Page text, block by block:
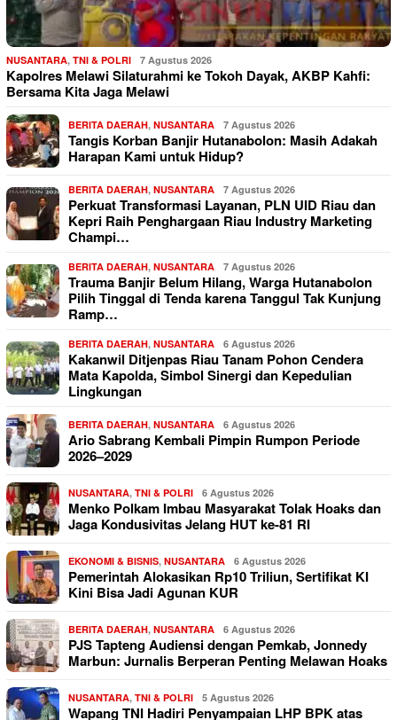
NUSANTARA, TNI & POLRI 7 Agustus 2026
Kapolres Melawi Silaturahmi ke Tokoh Dayak, AKBP Kahfi:
Bersama Kita Jaga Melawi
BERITA DAERAH, NUSANTARA 7 Agustus 2026
Tangis Korban Banjir Hutanabolon: Masih Adakah
Harapan Kami untuk Hidup?
BERITA DAERAH, NUSANTARA 7 Agustus 2026
Perkuat Transformasi Layanan, PLN UID Riau dan
Kepri Raih Penghargaan Riau Industry Marketing
Champi…
BERITA DAERAH, NUSANTARA 7 Agustus 2026
Trauma Banjir Belum Hilang, Warga Hutanabolon
Pilih Tinggal di Tenda karena Tanggul Tak Kunjung
Ramp…
BERITA DAERAH, NUSANTARA 6 Agustus 2026
Kakanwil Ditjenpas Riau Tanam Pohon Cendera
Mata Kapolda, Simbol Sinergi dan Kepedulian
Lingkungan
BERITA DAERAH, NUSANTARA 6 Agustus 2026
Ario Sabrang Kembali Pimpin Rumpon Periode
2026–2029
NUSANTARA, TNI & POLRI 6 Agustus 2026
Menko Polkam Imbau Masyarakat Tolak Hoaks dan
Jaga Kondusivitas Jelang HUT ke-81 RI
EKONOMI & BISNIS, NUSANTARA 6 Agustus 2026
Pemerintah Alokasikan Rp10 Triliun, Sertifikat KI
Kini Bisa Jadi Agunan KUR
BERITA DAERAH, NUSANTARA 6 Agustus 2026
PJS Tapteng Audiensi dengan Pemkab, Jonnedy
Marbun: Jurnalis Berperan Penting Melawan Hoaks
NUSANTARA, TNI & POLRI 5 Agustus 2026
Wapang TNI Hadiri Penyampaian LHP BPK atas